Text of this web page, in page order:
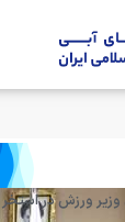
ورزش در استخر